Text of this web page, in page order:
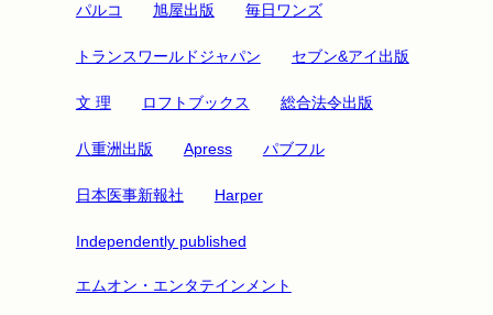
パルコ 旭屋出版 毎日ワンズ
トランスワールドジャパン セブン&アイ出版
文 理 ロフトブックス 総合法令出版
八重洲出版 Apress パブフル
日本医事新報社 Harper
Independently published
エムオン・エンタテインメント